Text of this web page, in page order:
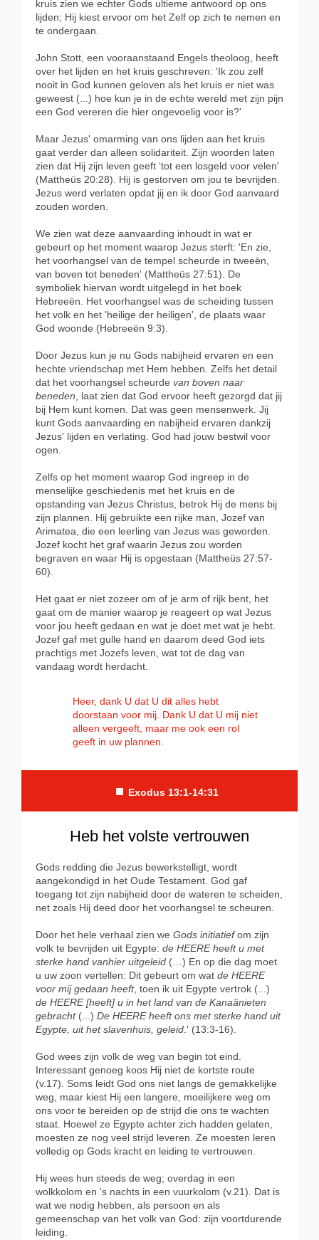
kruis zien we echter Gods ultieme antwoord op ons
lijden; Hij kiest ervoor om het Zelf op zich te nemen en
te ondergaan.
John Stott, een vooraanstaand Engels theoloog, heeft
over het lijden en het kruis geschreven: 'Ik zou zelf
nooit in God kunnen geloven als het kruis er niet was
geweest (...) hoe kun je in de echte wereld met zijn pijn
een God vereren die hier ongevoelig voor is?'
Maar Jezus' omarming van ons lijden aan het kruis
gaat verder dan alleen solidariteit. Zijn woorden laten
zien dat Hij zijn leven geeft ‘tot een losgeld voor velen'
(Mattheüs 20:28). Hij is gestorven om jou te bevrijden.
Jezus werd verlaten opdat jij en ik door God aanvaard
zouden worden.
We zien wat deze aanvaarding inhoudt in wat er
gebeurt op het moment waarop Jezus sterft: 'En zie,
het voorhangsel van de tempel scheurde in tweeën,
van boven tot beneden' (Mattheüs 27:51). De
symboliek hiervan wordt uitgelegd in het boek
Hebreeën. Het voorhangsel was de scheiding tussen
het volk en het 'heilige der heiligen', de plaats waar
God woonde (Hebreeën 9:3).
Door Jezus kun je nu Gods nabijheid ervaren en een
hechte vriendschap met Hem hebben. Zelfs het detail
dat het voorhangsel scheurde van boven naar
beneden, laat zien dat God ervoor heeft gezorgd dat jij
bij Hem kunt komen. Dat was geen mensenwerk. Jij
kunt Gods aanvaarding en nabijheid ervaren dankzij
Jezus' lijden en verlating. God had jouw bestwil voor
ogen.
Zelfs op het moment waarop God ingreep in de
menselijke geschiedenis met het kruis en de
opstanding van Jezus Christus, betrok Hij de mens bij
zijn plannen. Hij gebruikte een rijke man, Jozef van
Arimatea, die een leerling van Jezus was geworden.
Jozef kocht het graf waarin Jezus zou worden
begraven en waar Hij is opgestaan (Mattheüs 27:57-
60).
Het gaat er niet zozeer om of je arm of rijk bent, het
gaat om de manier waarop je reageert op wat Jezus
voor jou heeft gedaan en wat je doet met wat je hebt.
Jozef gaf met gulle hand en daarom deed God iets
prachtigs met Jozefs leven, wat tot de dag van
vandaag wordt herdacht.
Heer, dank U dat U dit alles hebt
doorstaan voor mij. Dank U dat U mij niet
alleen vergeeft, maar me ook een rol
geeft in uw plannen.
■ Exodus 13:1-14:31
Heb het volste vertrouwen
Gods redding die Jezus bewerkstelligt, wordt
aangekondigd in het Oude Testament. God gaf
toegang tot zijn nabijheid door de wateren te scheiden,
net zoals Hij deed door het voorhangsel te scheuren.
Door het hele verhaal zien we Gods initiatiefom zijn
volk te bevrijden uit Egypte: de HEERE heeft u met
sterke hand vanhier uitgeleid (…) En op die dag moet
u uw zoon vertellen: Dit gebeurt om wat de HEERE
voor mij gedaan heeft, toen ik uit Egypte vertrok (...)
de HEERE [heeft] u in het land van de Kanaänieten
gebracht(...) De HEERE heeft ons met sterke hand uit
Egypte, uit het slavenhuis, geleid.' (13:3-16).
God wees zijn volk de weg van begin tot eind.
Interessant genoeg koos Hij niet de kortste route
(v.17). Soms leidt God ons niet langs de gemakkelijke
weg, maar kiest Hij een langere, moeilijkere weg om
ons voor te bereiden op de strijd die ons te wachten
staat. Hoewel ze Egypte achter zich hadden gelaten,
moesten ze nog veel strijd leveren. Ze moesten leren
volledig op Gods kracht en leiding te vertrouwen.
Hij wees hun steeds de weg; overdag in een
wolkkolom en 's nachts in een vuurkolom (v.21). Dat is
wat we nodig hebben, als persoon en als
gemeenschap van het volk van God: zijn voortdurende
leiding.